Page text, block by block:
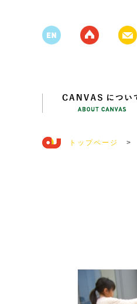
トップページ >